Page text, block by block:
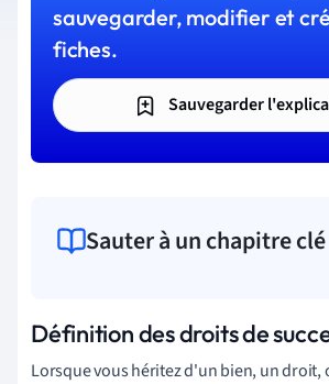
sauvegarder, modifier et
fiches.
Sauvegarder
Sauter à un chapitre clé
Définition des droits de
Lorsque vous héritez d'un bien, un droit,